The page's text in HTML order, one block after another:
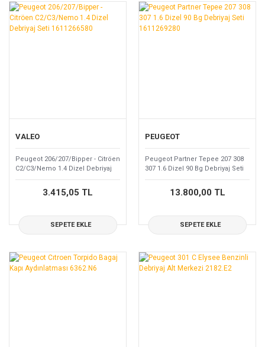
VALEO
Peugeot 206/207/Bipper - Citröen
C2/C3/Nemo 1.4 Dizel Debriyaj
Seti 1611266580
3.415,05 TL
SEPETE EKLE
PEUGEOT
Peugeot Partner Tepee 207 308
307 1.6 Dizel 90 Bg Debriyaj Seti
1611269280
13.800,00 TL
SEPETE EKLE